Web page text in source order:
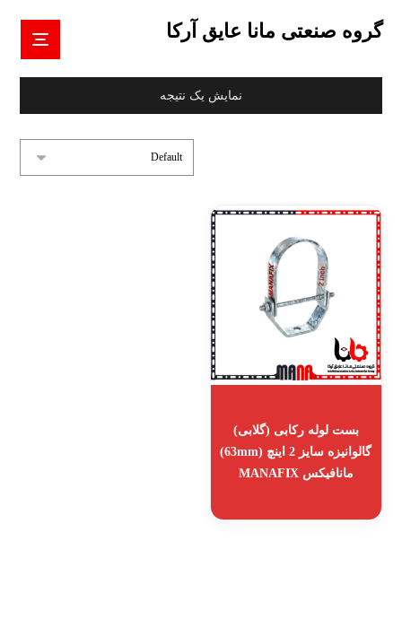
گروه صنعتی مانا عایق آرکا
نمایش یک نتیجه
بست لوله رکابی (گلابی)
گالوانیزه سایز 2 اینچ (63mm)
مانافیکس MANAFIX